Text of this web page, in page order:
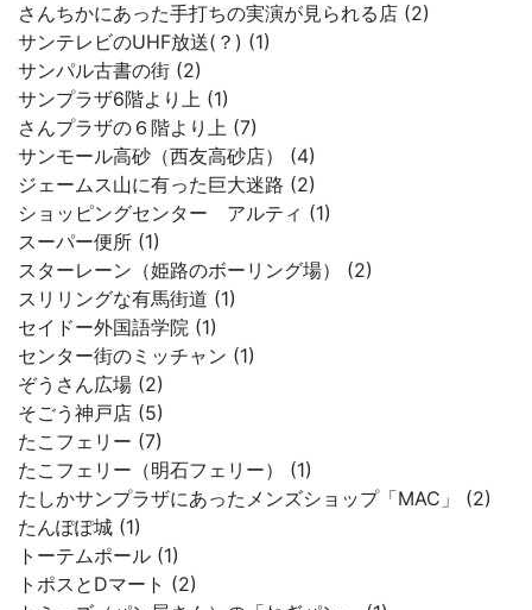
さんちかにあった手打ちの実演が見られる店 (2)
サンテレビのUHF放送(？) (1)
サンパル古書の街 (2)
サンプラザ6階より上 (1)
さんプラザの６階より上 (7)
サンモール高砂（西友高砂店） (4)
ジェームス山に有った巨大迷路 (2)
ショッピングセンター アルティ (1)
スーパー便所 (1)
スターレーン（姫路のボーリング場） (2)
スリリングな有馬街道 (1)
セイドー外国語学院 (1)
センター街のミッチャン (1)
ぞうさん広場 (2)
そごう神戸店 (5)
たこフェリー (7)
たこフェリー（明石フェリー） (1)
たしかサンプラザにあったメンズショップ「MAC」 (2)
たんぽぽ城 (1)
トーテムポール (1)
トポスとDマート (2)